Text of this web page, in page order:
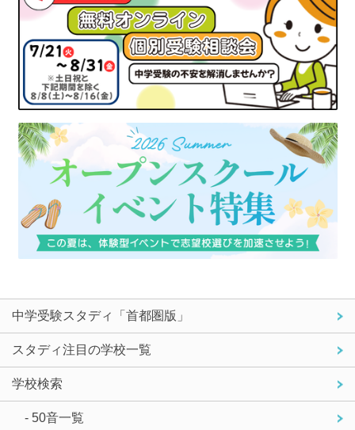
中学受験スタディ「首都圏版」
スタディ注目の学校一覧
学校検索
- 50音一覧